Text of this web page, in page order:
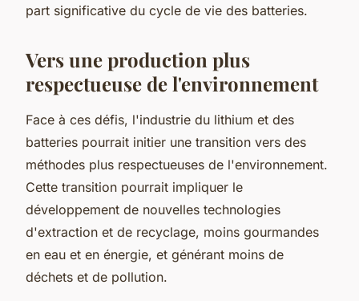
part significative du cycle de vie des batteries.
Vers une production plus
respectueuse de l'environnement
Face à ces défis, l'industrie du lithium et des
batteries pourrait initier une transition vers des
méthodes plus respectueuses de l'environnement.
Cette transition pourrait impliquer le
développement de nouvelles technologies
d'extraction et de recyclage, moins gourmandes
en eau et en énergie, et générant moins de
déchets et de pollution.